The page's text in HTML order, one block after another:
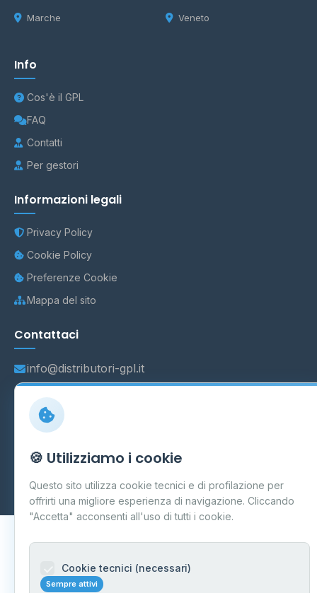
Marche Veneto
Info
Cos'è il GPL
FAQ
Contatti
Per gestori
Informazioni legali
Privacy Policy
Cookie Policy
Preferenze Cookie
Mappa del sito
Contattaci
info@distributori-gpl.it
Carpi P.IVA 03859300364
Dati forniti da Ministero delle Imprese e del Made in Italy
Aggiornamento quotidiano
🍪 Utilizziamo i cookie
Questo sito utilizza cookie tecnici e di profilazione per
offrirti una migliore esperienza di navigazione. Cliccando
"Accetta" acconsenti all'uso di tutti i cookie.
Cookie tecnici (necessari)
Sempre attivi